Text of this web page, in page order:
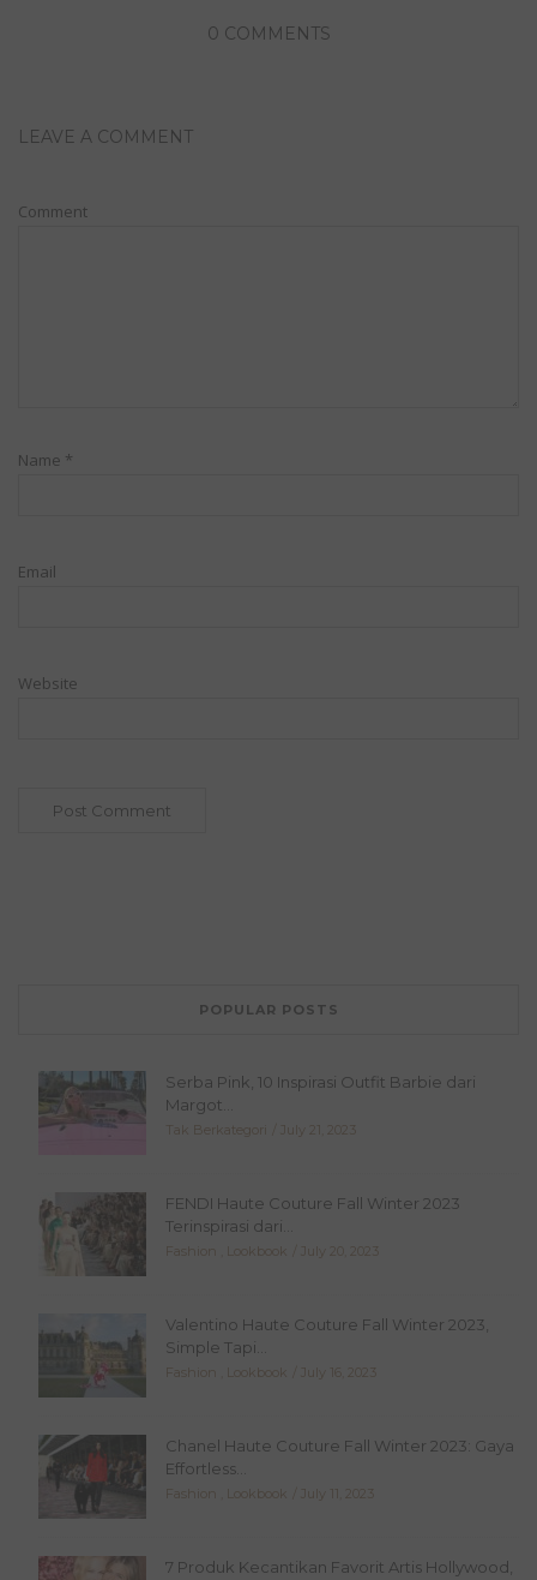
0 COMMENTS
LEAVE A COMMENT
Comment
Name *
Email
Website
POPULAR POSTS
Serba Pink, 10 Inspirasi Outfit Barbie dari
Margot...
Tak Berkategori July 21, 2023
FENDI Haute Couture Fall Winter 2023
Terinspirasi dari...
Fashion Lookbook July 20, 2023
Valentino Haute Couture Fall Winter 2023,
Simple Tapi...
Fashion Lookbook July 16, 2023
Chanel Haute Couture Fall Winter 2023: Gaya
Effortless...
Fashion Lookbook July 11, 2023
7 Produk Kecantikan Favorit Artis Hollywood,